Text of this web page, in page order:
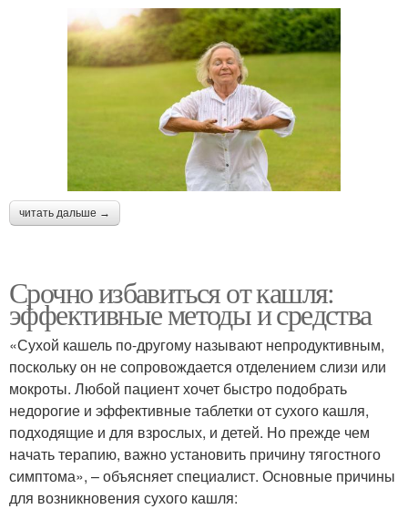
читать дальше →
Срочно избавиться от кашля:
эффективные методы и средства
«Сухой кашель по-другому называют непродуктивным,
поскольку он не сопровождается отделением слизи или
мокроты. Любой пациент хочет быстро подобрать
недорогие и эффективные таблетки от сухого кашля,
подходящие и для взрослых, и детей. Но прежде чем
начать терапию, важно установить причину тягостного
симптома», – объясняет специалист. Основные причины
для возникновения сухого кашля: